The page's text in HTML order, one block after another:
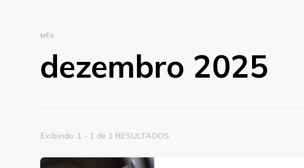
MÊS
dezembro 2025
Exibindo: 1 - 1 de 1 RESULTADOS